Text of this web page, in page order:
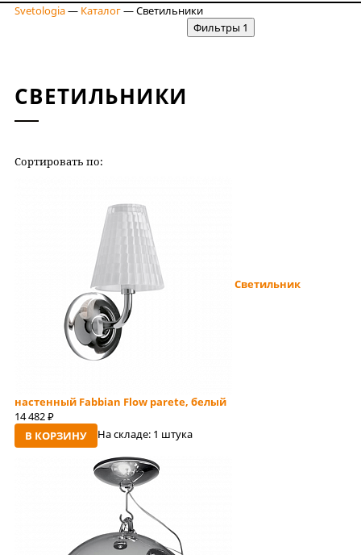
Svetologia— Каталог—Светильники
СВЕТИЛЬНИКИ
Сортировать по:
Фильтры 1
Светильник
настенный Fabbian Flow parete, белый
14 482 руб
В КОРЗИНУ На складе: 1 штука